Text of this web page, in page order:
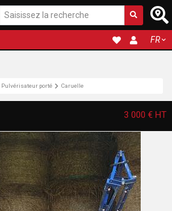
FR
Pulvérisateur porté Caruelle
3 000 € HT